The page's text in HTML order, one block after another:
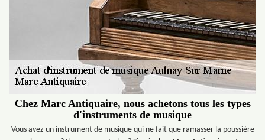
Chez Marc Antiquaire, nous achetons tous les types
d'instruments de musique
Vous avez un instrument de musique qui ne fait que ramasser la poussière